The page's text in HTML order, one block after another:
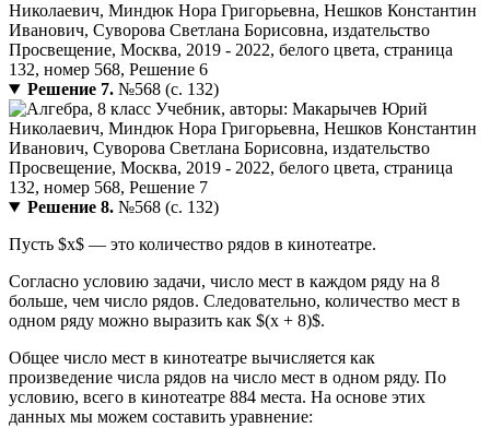
Решение 7.№568 (с. 132)
Решение 8.№568 (с. 132)
Пусть $x$ — это количество рядов в кинотеатре.
Согласно условию задачи, число мест в каждом ряду на 8
больше, чем число рядов. Следовательно, количество мест в
одном ряду можно выразить как $(x + 8)$.
Общее число мест в кинотеатре вычисляется как
произведение числа рядов на число мест в одном ряду. По
условию, всего в кинотеатре 884 места. На основе этих
данных мы можем составить уравнение: